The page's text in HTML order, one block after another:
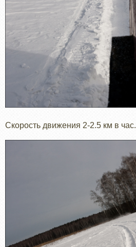
Скорость движения 2-2.5 км в час.